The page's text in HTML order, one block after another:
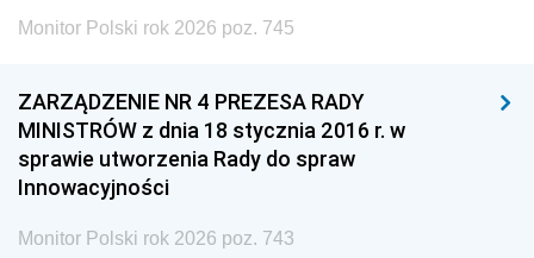
Monitor Polski rok 2026 poz. 745
ZARZĄDZENIE NR 4 PREZESA RADY
MINISTRÓW z dnia 18 stycznia 2016 r. w
sprawie utworzenia Rady do spraw
Innowacyjności
Monitor Polski rok 2026 poz. 743